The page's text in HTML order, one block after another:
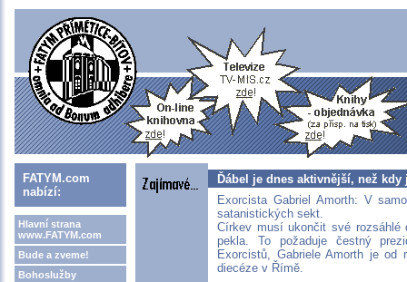
FATYM.com
nabízí:
Hlavní strana
www.FATYM.com
Bude a zveme!
Bohoslužby
Ďábel je dnes aktivnější, než kdy
Exorcista Gabriel Amorth: V
satanistických sekt.
Církev musí ukončit své rozsáhlé
pekla. To požaduje čestný
Exorcistů, Gabriele Amorth je od
diecéze v Římě.